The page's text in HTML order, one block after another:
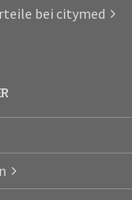
bei citymed